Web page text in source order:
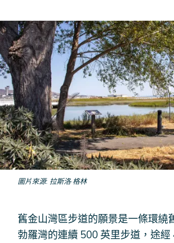
圖片來源 拉斯洛·格林
舊金山灣區步道的願景是一條環繞
勃羅灣的連續 500 英里步道，途經